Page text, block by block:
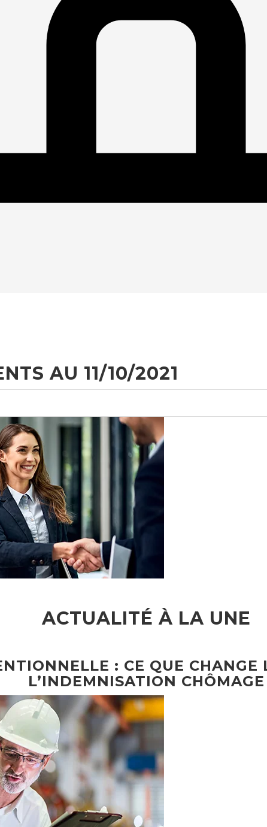
AU 11/10/2021
ACTUALITÉ À LA UNE
: CE QUE
L’INDEMNISATION CHÔMAGE